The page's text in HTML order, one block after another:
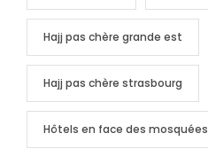
Hajj pas chère grande est
Hajj pas chère strasbourg
Hôtels en face des mosquées